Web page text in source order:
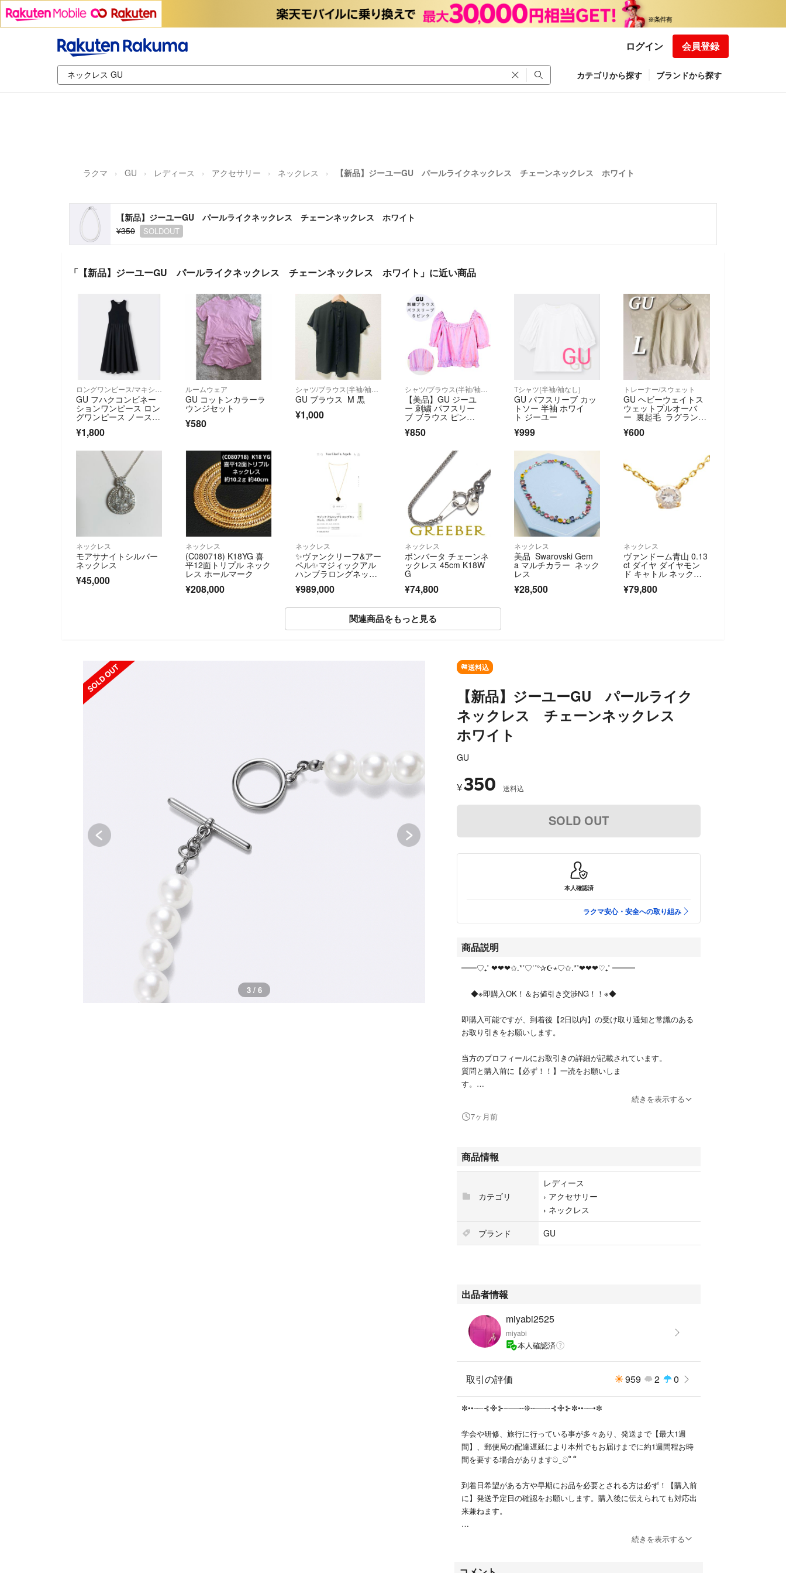
ログイン 会員登録
カテゴリから探す ブランドから探す
ラクマ GU レディース アクセサリー ネックレス 【新品】ジーユーGU パールライクネックレス チェーンネックレス ホワイト
【新品】ジーユーGU パールライクネックレス チェーンネックレス ホワイト
¥350
SOLDOUT
「【新品】ジーユーGU パールライクネックレス チェーンネックレス ホワイト」に近い商品
GU フハクコンビネー
ションワンピース ロン
グワンピース ノースリ
ーブ
¥1,800
ルームウェア
GU コットンカラーラ
ウンジセット
¥580
GU ブラウス M 黒
¥1,000
【美品】GU ジーユ
ー 刺繍 パフスリー
ブ ブラウス ピン
ク S スクエアネック 2
way 半袖 トップス
¥850
Tシャツ(半袖/袖なし)
GU パフスリーブ カッ
トソー 半袖 ホワイ
ト ジーユー
¥999
トレーナー/スウェット
GU ヘビーウェイトス
ウェットプルオーバ
ー 裏起毛 ラグランス
リーブ 長袖 L
¥600
ネックレス
モアサナイトシルバー
ネックレス
¥45,000
ネックレス
(C080718) K18YG 喜
平12面トリプル ネック
レス ホールマーク
¥208,000
ネックレス
✨ヴァンクリーフ&アー
ペル✨マジィックアル
ハンブラロングネック
¥989,000
ネックレス
ボンバータ チェーンネ
ックレス 45cm K18W
G
¥74,800
ネックレス
美品 Swarovski Gem
a マルチカラー ネック
レス
¥28,500
ネックレス
ヴァンドーム青山 0.13
ct ダイヤ ダイヤモン
ド キャトル ネックレ
8 1粒 1P 5269
¥79,800
関連商品をもっと見る
SOLD OUT
3 / 6
送料込
【新品】ジーユーGU パールライク
ネックレス チェーンネックレス
ホワイト
GU
¥350 送料込
SOLD OUT
本人確認済
ラクマ安心・安全への取り組み
商品説明
━━♡₊˚ ❤︎❤︎❤︎✩.*˚♡˙˚°✰‬☪︎⋆♡✩.*˚❤︎❤︎❤︎♡₊˚ ━━━
◆※即購入OK！＆お値引き交渉NG！！※◆
即購入可能ですが、到着後【2日以内】の受け取り通知と常識のある
お取り引きをお願いします。
当方のプロフィールにお取引きの詳細が記載されています。
質問と購入前に【必ず！！】一読をお願いしま
す。
今年の12月購入品です。
※品物名を記載しなければらない発送方法と、定形外でも空路を使用
する際には封筒等に品物名を記載の上発送します。
不都合がある方は予め御連絡をお願いします。
【サイズ】
・・・・
す。
店頭で販売されている様な新品思考の方や神経質な方向けのお品では
評価が0の新規の方や悪い評価が多い方の購⼊はご遠慮願います。
続きを表示する
7ヶ月前
商品情報
カテゴリ
レディース
› アクセサリー
› ネックレス
ブランド
GU
出品者情報
miyabi2525
miyabi
本人確認済
取引の評価 959 2 0
✼••┈┈⊰᯽⊱┈──╌❊╌──┈⊰᯽⊱✼••┈┈•✼
学会や研修、旅行に行っている事が多々あり、発送まで【最大1週
間】、郵便局の配達遅延により本州でもお届けまでに約1週間程お時
間を要する場合がありますට ̫ ට՞ ՞
到着日希望がある方や早期にお品を必要とされる方は必ず！【購入前
に】発送予定日の確認をお願いします。購入後に伝えられても対応出
来兼ねます。
時間と心に余裕のあるお取り引きをお願いします！続きを表示する